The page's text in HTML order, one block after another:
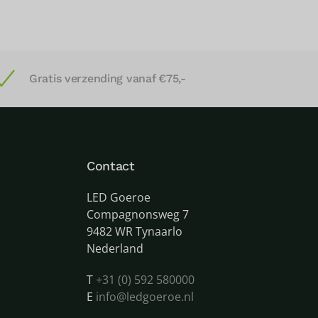
Gratis verzending vanaf €75,-
Contact
LED Goeroe
Compagnonsweg 7
9482 WR Tynaarlo
Nederland
T +31 (0) 592 580000
E info@ledgoeroe.nl